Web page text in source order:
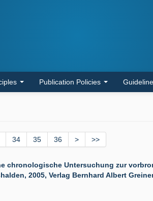
Publication Policies
34 35 36 > >>
chronologische Untersuchung zur
2005, Verlag Bernhard Albert